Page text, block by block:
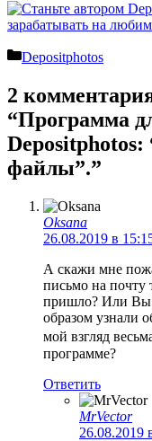
Рубрики
Depositphotos
2
“Программа
файлы”.”
Oksana
26.08.2019 в
А скажи мне
письмо на почту
пришло? Или Вы
образом узнали
мой взгляд
программе?
Ответить
MrVector
26.08.2019